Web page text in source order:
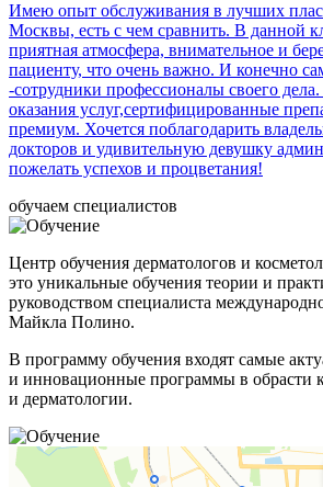
Имею опыт обслуживания в лучших
Москвы, есть с чем сравнить. В данной
приятная атмосфера, внимательное и
пациенту, что очень важно. И конечно
-сотрудники профессионалы своего
оказания услуг,сертифицированные
премиум. Хочется поблагодарить
докторов и удивительную девушку
пожелать успехов и процветания!
обучаем специалистов
Центр обучения дерматологов и
это уникальные обучения теории и
руководством специалиста
Майкла Полино.
В программу обучения входят самые
и инновационные программы в обрасти
и дерматологии.